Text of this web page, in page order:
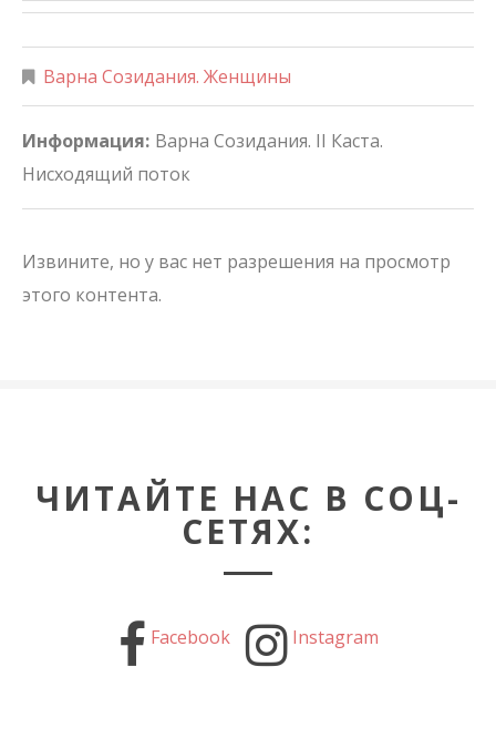
Варна Созидания. Женщины
Информация: Варна Созидания. II Каста.
Нисходящий поток
Извините, но у вас нет разрешения на просмотр
этого контента.
ЧИТАЙТЕ НАС В СОЦ-
СЕТЯХ:
Facebook Instagram